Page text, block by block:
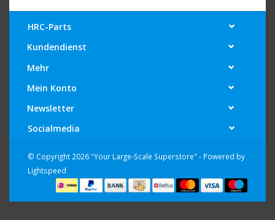
HRC-Parts
Kundendienst
Mehr
Mein Konto
Newsletter
Socialmedia
© Copyright 2026 "Your Large-Scale Superstore" - Powered by
Lightspeed